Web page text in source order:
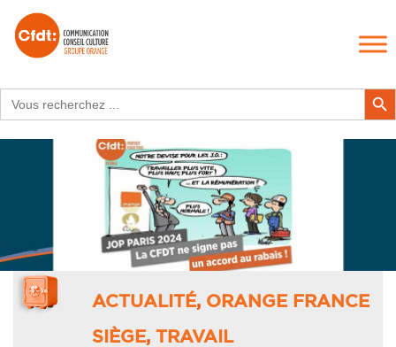
for:
Search
ACTUALITÉ, ORANGE FRANCE
SIÈGE, TRAVAIL